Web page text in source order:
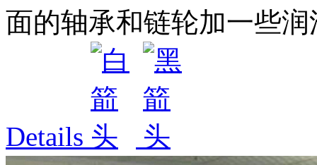
面的轴承和链轮加一些
Details